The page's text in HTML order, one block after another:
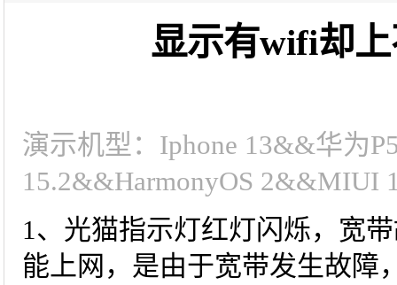
显示有wifi却
演示机型：Iphone 13&&华
15.2&&HarmonyOS
1、光猫指示灯红灯闪烁，宽
能上网，是由于宽带发生故障